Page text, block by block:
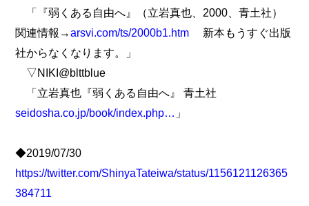
「『弱くある自由へ』（立岩真也、2000、青土社）
関連情報→arsvi.com/ts/2000b1.htm 新本もうすぐ出版
社からなくなります。」
▽NIKI@blttblue
「立岩真也『弱くある自由へ』 青土社
seidosha.co.jp/book/index.php… 」
◆2019/07/30
https://twitter.com/ShinyaTateiwa/status/1156121126365
384711